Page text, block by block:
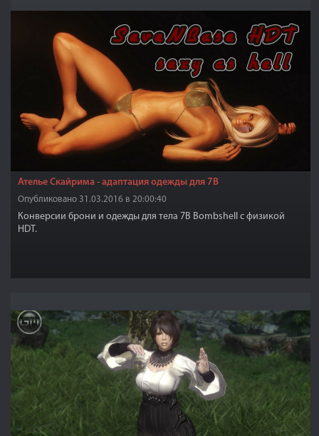
Ателье Скайрима - адаптация одежды для 7B
Опубликовано 31.03.2016 в 20:00:40
Конверсии брони и одежды для тела 7B Bombshell с физикой
HDT.